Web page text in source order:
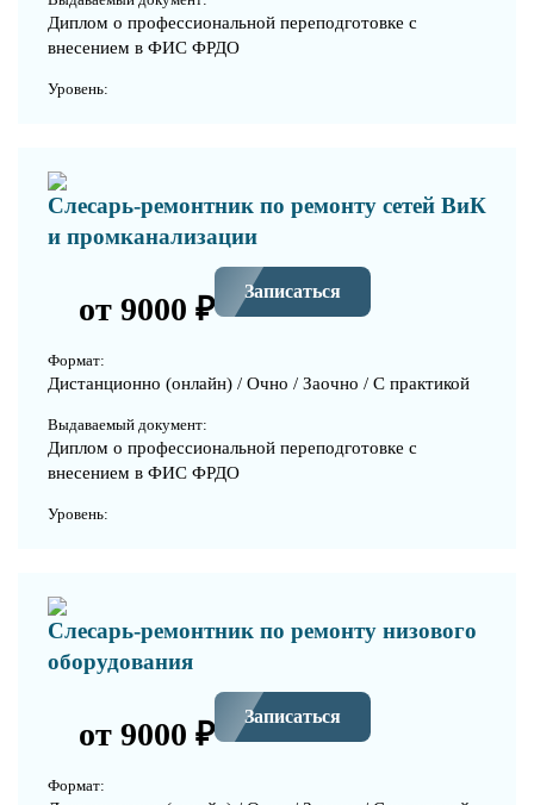
Диплом о профессиональной переподготовке с
внесением в ФИС ФРДО
Уровень:
Слесарь-ремонтник по ремонту сетей ВиК
и промканализации
от 9000 ₽ Записаться
Формат:
Дистанционно (онлайн) / Очно / Заочно / С практикой
Выдаваемый документ:
Диплом о профессиональной переподготовке с
внесением в ФИС ФРДО
Уровень:
Слесарь-ремонтник по ремонту низового
оборудования
от 9000 ₽ Записаться
Формат: